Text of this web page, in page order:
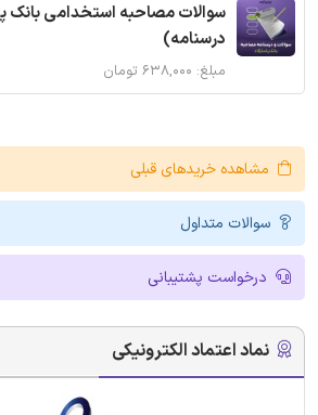
سوالات مصاحبه استخدامی بانک
درسنامه)
مبلغ: ۶۳۸,۰۰۰ تومان
مشاهده خریدهای قبلی
سوالات متداول
درخواست پشتیبانی
نماد اعتماد الکترونیکی